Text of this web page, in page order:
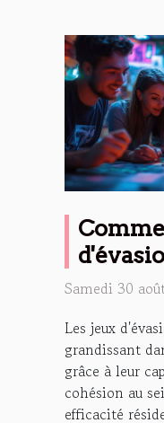
liens
Samedi 30
Les jeux
grandissant
grâce à leur
cohésion au
efficacité